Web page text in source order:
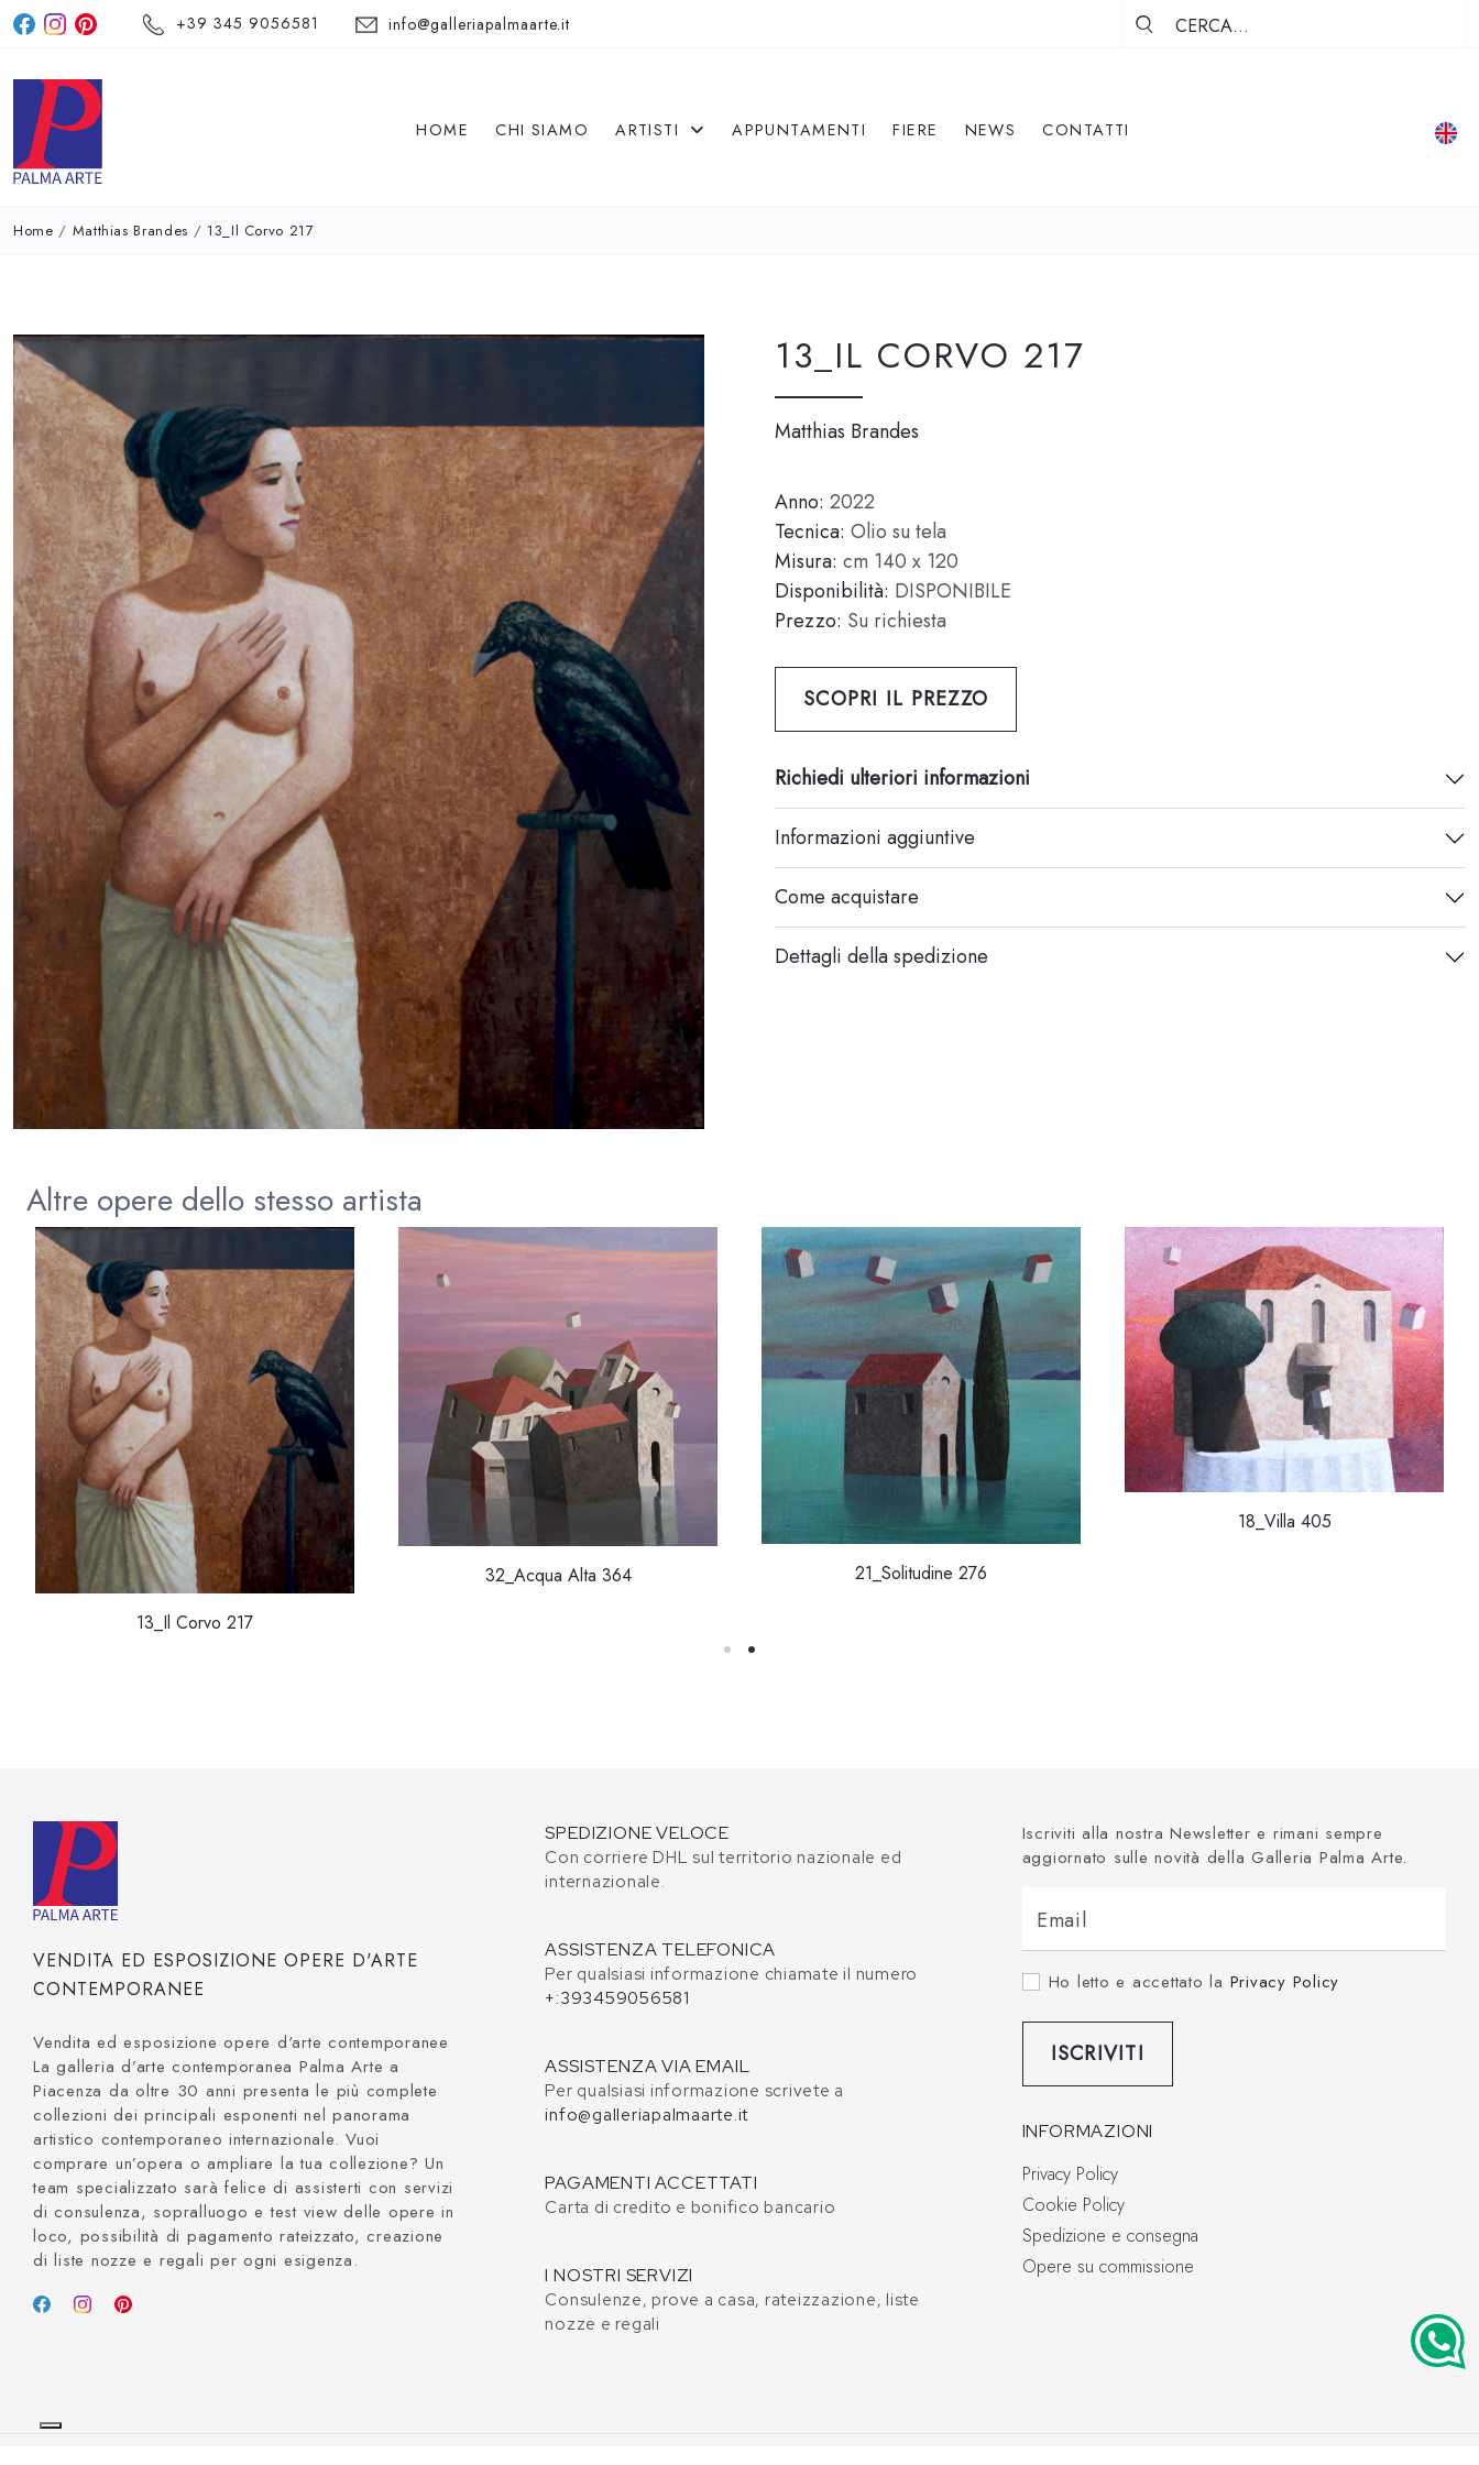
+39 345 9056581 info@galleriapalmaarte.it
HOME CHI SIAMO ARTISTI APPUNTAMENTI FIERE NEWS CONTATTI
Home / Matthias Brandes / 13_Il Corvo 217
13_IL CORVO 217
Matthias Brandes
Anno: 2022
Tecnica: Olio su tela
Misura: cm 140 x 120
Disponibilità: DISPONIBILE
Prezzo: Su richiesta
SCOPRI IL PREZZO
Richiedi ulteriori informazioni
Informazioni aggiuntive
Come acquistare
Dettagli della spedizione
Altre opere dello stesso artista
13_Il Corvo 217
32_Acqua Alta 364 21_Solitudine 276
18_Villa 405
VENDITA ED ESPOSIZIONE OPERE D'ARTE
CONTEMPORANEE
Vendita ed esposizione opere d'arte contemporanee
La galleria d’arte contemporanea Palma Arte a
Piacenza da oltre 30 anni presenta le più complete
collezioni dei principali esponenti nel panorama
artistico contemporaneo internazionale. Vuoi
comprare un’opera o ampliare la tua collezione? Un
team specializzato sarà felice di assisterti con servizi
di consulenza, sopralluogo e test view delle opere in
loco, possibilità di pagamento rateizzato, creazione
di liste nozze e regali per ogni esigenza.
SPEDIZIONE VELOCE
Con corriere DHL sul territorio nazionale ed
internazionale.
ASSISTENZA TELEFONICA
Per qualsiasi informazione chiamate il numero
+:393459056581
ASSISTENZA VIA EMAIL
Per qualsiasi informazione scrivete a
info@galleriapalmaarte.it
PAGAMENTI ACCETTATI
Carta di credito e bonifico bancario
I NOSTRI SERVIZI
Consulenze, prove a casa, rateizzazione, liste
nozze e regali
Iscriviti alla nostra Newsletter e rimani sempre
aggiornato sulle novità della Galleria Palma Arte.
Email
Ho letto e accettato la Privacy Policy
ISCRIVITI
INFORMAZIONI
Privacy Policy
Cookie Policy
Spedizione e consegna
Opere su commissione